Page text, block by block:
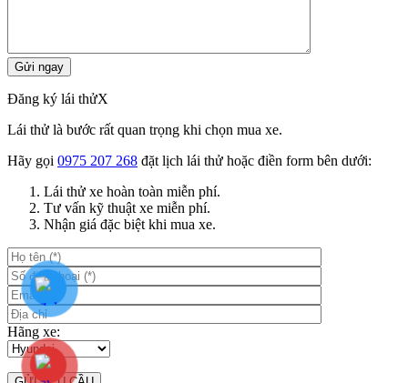
Đăng ký lái thửX
Lái thử là bước rất quan trọng khi chọn mua xe.
Hãy gọi 0975 207 268 đặt lịch lái thử hoặc điền form bên dưới:
Lái thử xe hoàn toàn miễn phí.
Tư vấn kỹ thuật xe miễn phí.
Nhận giá đặc biệt khi mua xe.
Hãng xe: